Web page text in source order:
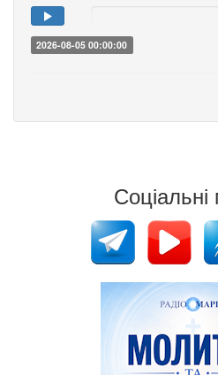
2026-08-05 00:00:00